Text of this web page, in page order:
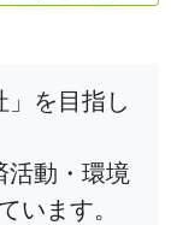
」を目指し
活動・環境
います。